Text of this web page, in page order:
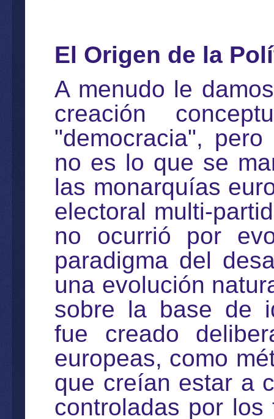
El Origen de la
A menudo le
creación
"democracia",
no es lo que se
las monarquías
electoral multi-
no ocurrió por
paradigma del
una evolución
sobre la base de
fue creado
europeas, como
que creían estar a
controladas por